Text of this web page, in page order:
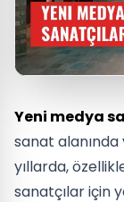
Yeni medya
sanat alanında
yıllarda,
sanatçılar için